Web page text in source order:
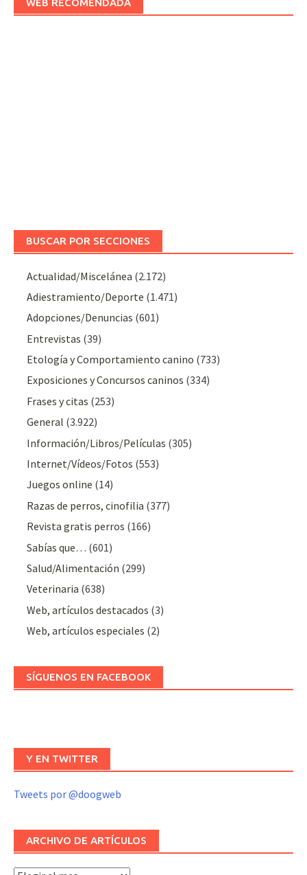
BUSCAR POR SECCIONES
Actualidad/Miscelánea (2.172)
Adiestramiento/Deporte (1.471)
Adopciones/Denuncias (601)
Entrevistas (39)
Etología y Comportamiento canino (733)
Exposiciones y Concursos caninos (334)
Frases y citas (253)
General (3.922)
Información/Libros/Películas (305)
Internet/Vídeos/Fotos (553)
Juegos online (14)
Razas de perros, cinofilia (377)
Revista gratis perros (166)
Sabías que… (601)
Salud/Alimentación (299)
Veterinaria (638)
Web, artículos destacados (3)
Web, artículos especiales (2)
SÍGUENOS EN FACEBOOK
Y EN TWITTER
Tweets por @doogweb
ARCHIVO DE ARTÍCULOS